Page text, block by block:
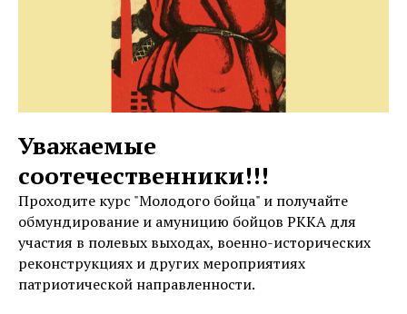
Уважаемые
соотечественники!!!
Проходите курс "Молодого бойца" и получайте
обмундирование и амуницию бойцов РККА для
участия в полевых выходах, военно-исторических
реконструкциях и других мероприятиях
патриотической направленности.